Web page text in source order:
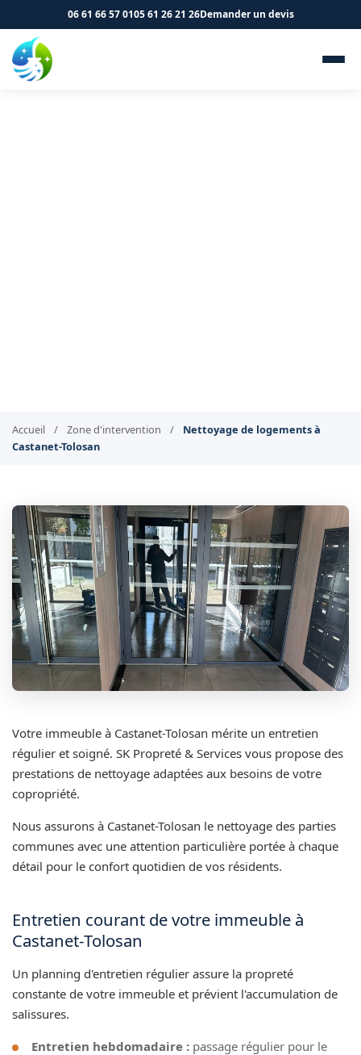
06 61 66 57 0105 61 26 21 26Demander un devis
Accueil / Zone d'intervention /
Nettoyage de logements à
Castanet-Tolosan
Votre immeuble à Castanet-Tolosan mérite un entretien
régulier et soigné. SK Propreté & Services vous propose des
prestations de nettoyage adaptées aux besoins de votre
copropriété.
Nous assurons à Castanet-Tolosan le nettoyage des parties
communes avec une attention particulière portée à chaque
détail pour le confort quotidien de vos résidents.
Entretien courant de votre immeuble à
Castanet-Tolosan
Un planning d'entretien régulier assure la propreté
constante de votre immeuble et prévient l'accumulation de
salissures.
Entretien hebdomadaire : passage régulier pour le